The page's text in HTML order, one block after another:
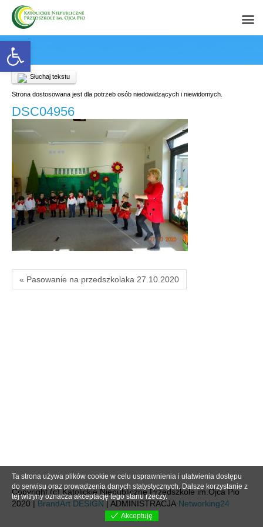
Open toolbar
Słuchaj tekstu
Strona dostosowana jest dla potrzeb osób niedowidzących i niewidomych.
DSC04956
« Pasowanie na przedszkolaka 27.10.2020
Copyright (c) Katolickie Niepubliczne Przedszkole im.Ojca Pio
2020 | BrandArt DESIGN | ADMINISTRACJA Networking24
Ta strona używa plików cookie w celu usprawnienia i ułatwienia dostępu
do serwisu oraz prowadzenia danych statystycznych. Dalsze korzystanie z
tej witryny oznacza akceptację tego stanu rzeczy.
Akceptuję